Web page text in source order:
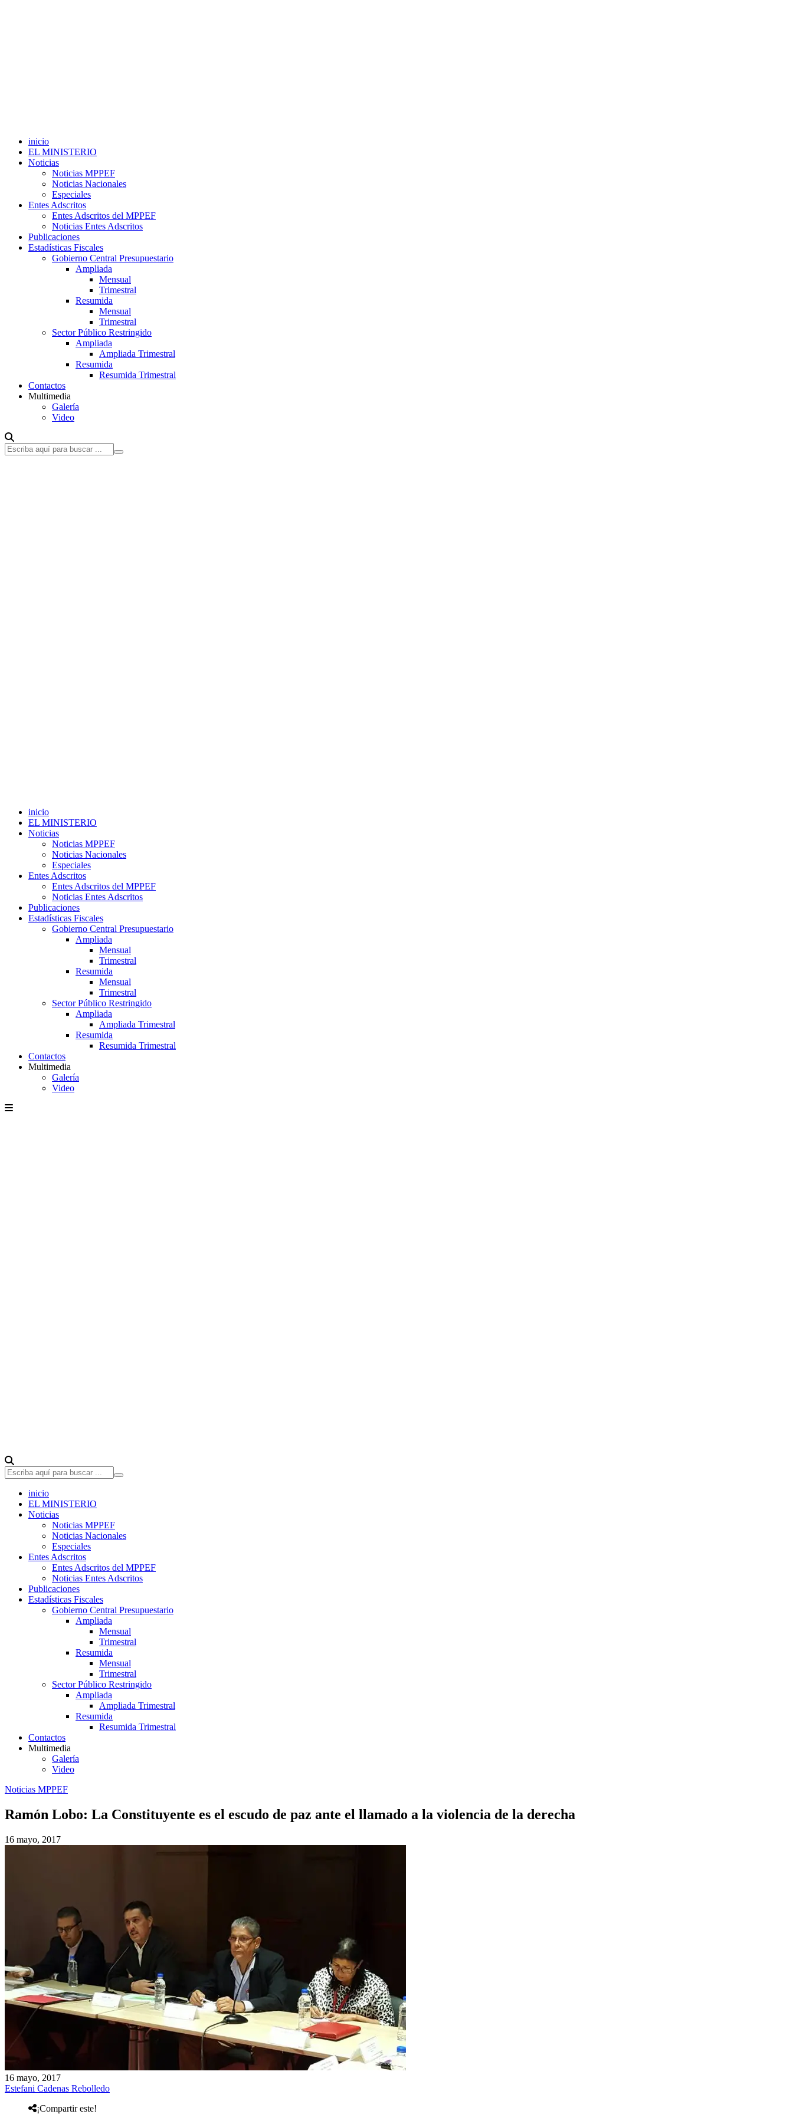
inicio
EL MINISTERIO
Noticias
Noticias MPPEF
Noticias Nacionales
Especiales
Entes Adscritos
Entes Adscritos del MPPEF
Noticias Entes Adscritos
Publicaciones
Estadísticas Fiscales
Gobierno Central Presupuestario
Ampliada
Mensual
Trimestral
Resumida
Mensual
Trimestral
Sector Público Restringido
Ampliada
Ampliada Trimestral
Resumida
Resumida Trimestral
Contactos
Multimedia
Galería
Video
inicio
EL MINISTERIO
Noticias
Noticias MPPEF
Noticias Nacionales
Especiales
Entes Adscritos
Entes Adscritos del MPPEF
Noticias Entes Adscritos
Publicaciones
Estadísticas Fiscales
Gobierno Central Presupuestario
Ampliada
Mensual
Trimestral
Resumida
Mensual
Trimestral
Sector Público Restringido
Ampliada
Ampliada Trimestral
Resumida
Resumida Trimestral
Contactos
Multimedia
Galería
Video
inicio
EL MINISTERIO
Noticias
Noticias MPPEF
Noticias Nacionales
Especiales
Entes Adscritos
Entes Adscritos del MPPEF
Noticias Entes Adscritos
Publicaciones
Estadísticas Fiscales
Gobierno Central Presupuestario
Ampliada
Mensual
Trimestral
Resumida
Mensual
Trimestral
Sector Público Restringido
Ampliada
Ampliada Trimestral
Resumida
Resumida Trimestral
Contactos
Multimedia
Galería
Video
Noticias MPPEF
Ramón Lobo: La Constituyente es el escudo de paz ante el llamado a la violencia de la derecha
16 mayo, 2017
16 mayo, 2017
Estefani Cadenas Rebolledo
¡Compartir este!